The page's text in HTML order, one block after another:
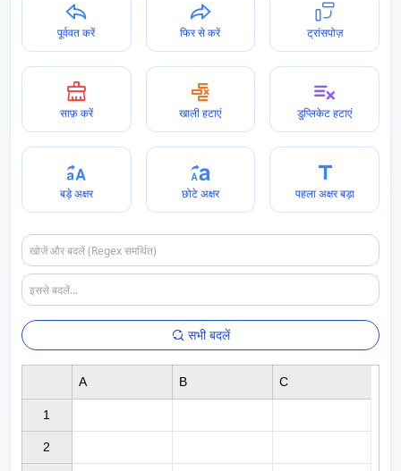
पूर्ववत करें फिर से करें ट्रांसपोज़
साफ़ करें खाली हटाएं डुप्लिकेट हटाएं
बड़े अक्षर छोटे अक्षर पहला अक्षर बड़ा
सभी बदलें
1
2
A B C